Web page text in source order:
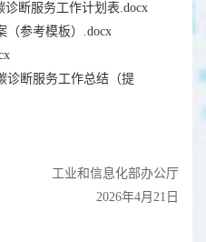
诊断服务工作计划表.docx
（参考模板）.docx
诊断服务工作总结（提
工业和信息化部办公厅
2026年4月21日